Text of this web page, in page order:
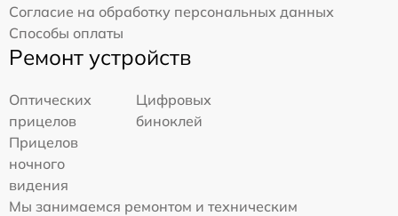
Согласие на обработку персональных данных
Способы оплаты
Ремонт устройств
Оптических
прицелов
Цифровых
биноклей
Прицелов
ночного
видения
Мы занимаемся ремонтом и техническим